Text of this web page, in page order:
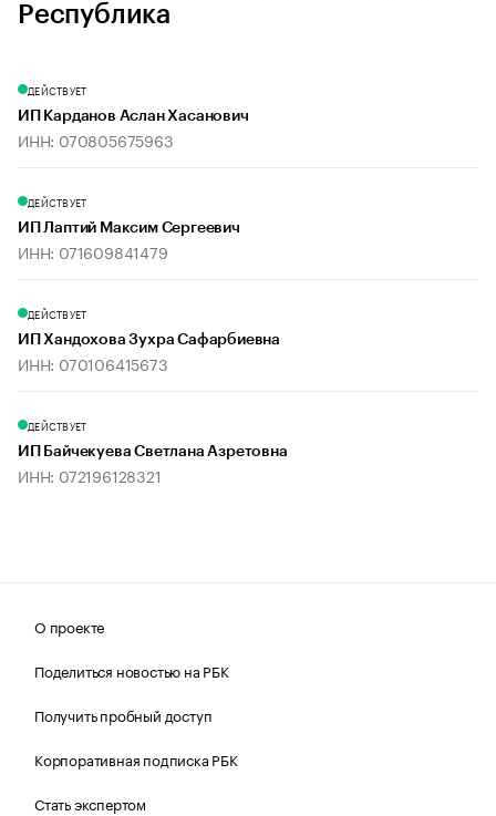
Республика
ДЕЙСТВУЕТ
ИП Карданов Аслан Хасанович
ИНН: 070805675963
ДЕЙСТВУЕТ
ИП Лаптий Максим Сергеевич
ИНН: 071609841479
ДЕЙСТВУЕТ
ИП Хандохова Зухра Сафарбиевна
ИНН: 070106415673
ДЕЙСТВУЕТ
ИП Байчекуева Светлана Азретовна
ИНН: 072196128321
О проекте
Поделиться новостью на РБК
Получить пробный доступ
Корпоративная подписка РБК
Стать экспертом